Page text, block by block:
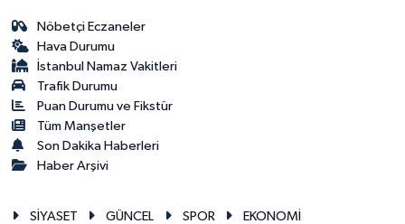
Nöbetçi Eczaneler
Hava Durumu
İstanbul Namaz Vakitleri
Trafik Durumu
Puan Durumu ve Fikstür
Tüm Manşetler
Son Dakika Haberleri
Haber Arşivi
SİYASET GÜNCEL SPOR
EKONOMİ